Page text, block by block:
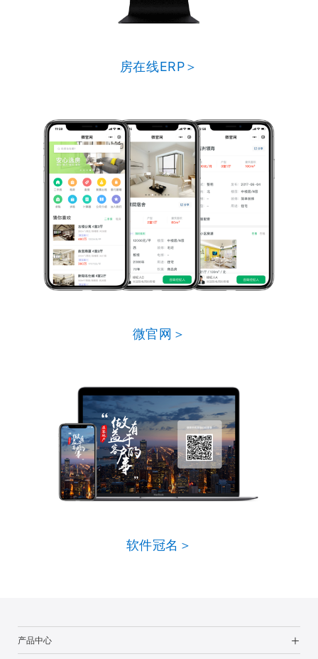
房在线ERP＞
微官网＞
软件冠名＞
产品中心